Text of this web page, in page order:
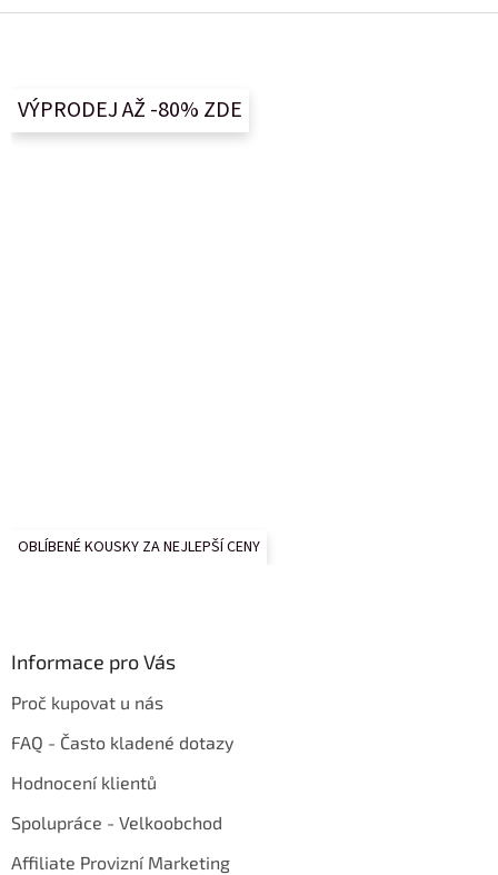
VÝPRODEJ AŽ -80% ZDE
OBLÍBENÉ KOUSKY ZA NEJLEPŠÍ CENY
Informace pro Vás
Proč kupovat u nás
FAQ - Často kladené dotazy
Hodnocení klientů
Spolupráce - Velkoobchod
Affiliate Provizní Marketing